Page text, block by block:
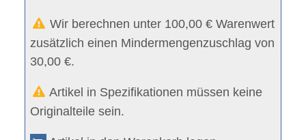
Wir berechnen unter 100,00 € Warenwert
zusätzlich einen Mindermengenzuschlag von
30,00 €.
Artikel in Spezifikationen müssen keine
Originalteile sein.